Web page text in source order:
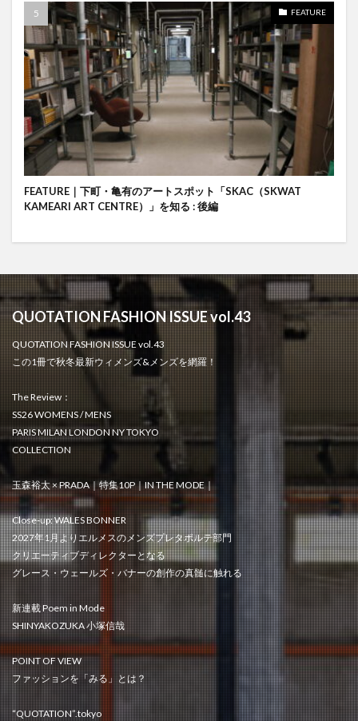
FEATURE
FEATURE｜下町・亀有のアートスポット「SKAC（SKWAT
KAMEARI ART CENTRE）」を知る : 後編
QUOTATION FASHION ISSUE vol.43
QUOTATION FASHION ISSUE vol.43
この1冊で秋冬最新ウィメンズ&メンズを網羅！
The Review：
SS26 WOMENS / MENS
PARIS MILAN LONDON NY TOKYO
COLLECTION
玉森裕太 × PRADA｜特集10P｜IN THE MODE｜
Close-up: WALES BONNER
2027年1月よりエルメスのメンズプレタポルテ部門
クリエーティブディレクターとなる
グレース・ウェールズ・バナーの創作の真髄に触れる
新連載 Poem in Mode
SHINYAKOZUKA 小塚信哉
POINT OF VIEW
ファッションを「みる」とは？
“QUOTATION”.tokyo